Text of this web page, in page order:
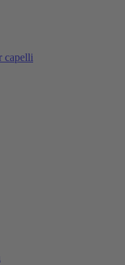
capelli